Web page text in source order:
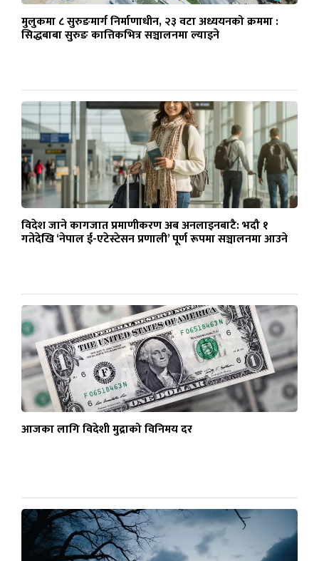
मुलुकमा ८ सुरुङमार्ग निर्माणाधीन, २३ वटा अध्ययनको क्रममा :
सिद्धबाबा सुरुङ कात्तिकभित्र सञ्चालनमा ल्याइने
विदेश जाने कागजात प्रमाणीकरण अब अनलाइनबाटै: भदौ १
गतेदेखि ‘नेपाल ई-एटेस्टेसन प्रणाली’ पूर्ण रूपमा सञ्चालनमा आउने
आजका लागि विदेशी मुद्राको विनिमय दर